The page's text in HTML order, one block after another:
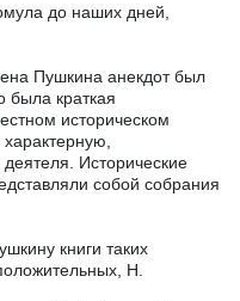
до наших дней,
Пушкина анекдот был
краткая
историческом
Исторические
собой собрания
книги таких
Н.